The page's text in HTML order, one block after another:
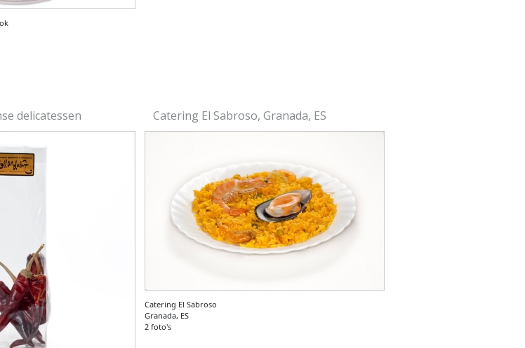
delicatessen Catering El Sabroso, Granada, ES
Catering El Sabroso
Granada, ES
2 foto's